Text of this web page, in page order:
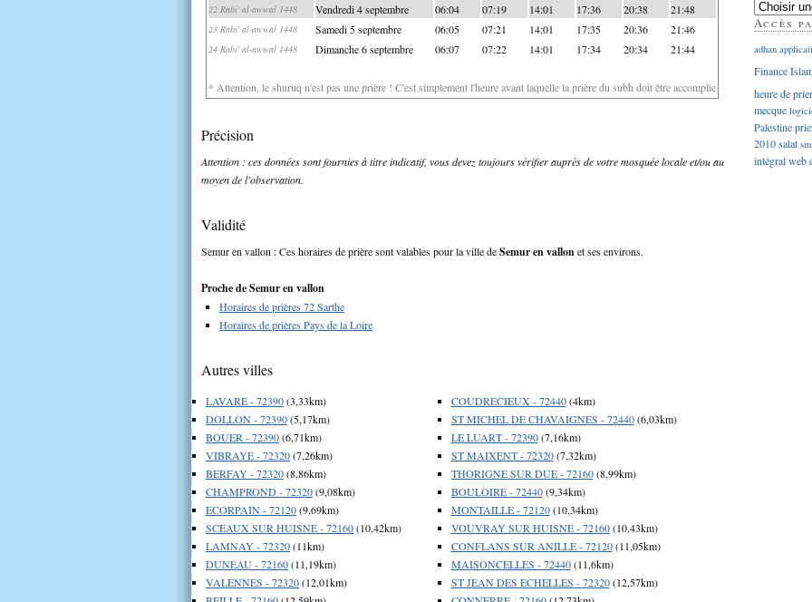
22 Rabi' al-awwal 1448 Vendredi 4 septembre 06:04 07:19 14:01 17:36 20:38 21:48
23 Rabi' al-awwal 1448 Samedi 5 septembre 06:05 07:21 14:01 17:35 20:36 21:46
24 Rabi' al-awwal 1448 Dimanche 6 septembre 06:07 07:22 14:01 17:34 20:34 21:44
* Attention, le shuruq n'est pas une prière ! C'est simplement l'heure avant laquelle la prière du subh doit être accomplie
Précision
Attention : ces données sont fournies à titre indicatif, vous devez toujours vérifier auprès de votre mosquée locale et/ou au
moyen de l'observation.
Validité
Semur en vallon : Ces horaires de prière sont valables pour la ville deSemur en vallonet ses environs.
Proche de Semur en vallon
Horaires de prières 72 Sarthe
Horaires de prières Pays de la Loire
Autres villes
LAVARE - 72390(3,33km)
DOLLON - 72390(5,17km)
BOUER - 72390(6,71km)
VIBRAYE - 72320(7,26km)
BERFAY - 72320(8,86km)
CHAMPROND - 72320(9,08km)
ECORPAIN - 72120(9,69km)
SCEAUX SUR HUISNE - 72160(10,42km)
LAMNAY - 72320(11km)
DUNEAU - 72160(11,19km)
VALENNES - 72320(12,01km)
COUDRECIEUX - 72440(4km)
ST MICHEL DE CHAVAIGNES - 72440(6,03km)
LE LUART - 72390(7,16km)
ST MAIXENT - 72320(7,32km)
THORIGNE SUR DUE - 72160(8,99km)
BOULOIRE - 72440(9,34km)
MONTAILLE - 72120(10,34km)
VOUVRAY SUR HUISNE - 72160(10,43km)
CONFLANS SUR ANILLE - 72120(11,05km)
MAISONCELLES - 72440(11,6km)
ST JEAN DES ECHELLES - 72320(12,57km)
Accès
adhan
Finance
heure de
mecque
Palestine
2010salat
intégralweb